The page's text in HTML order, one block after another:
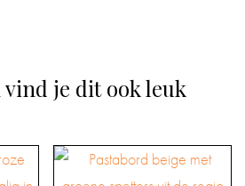
vind je dit ook leuk